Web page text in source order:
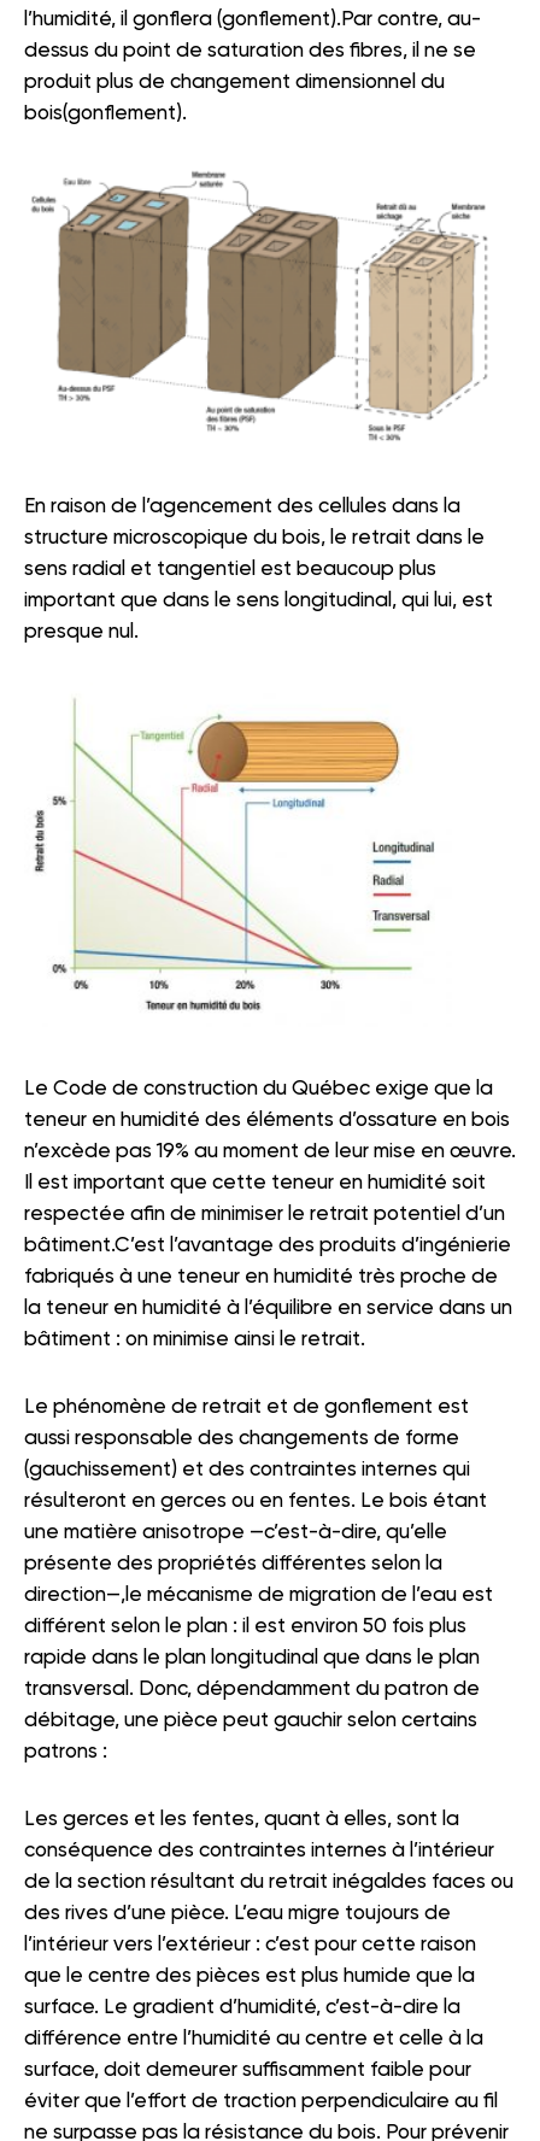
l’humidité, il gonflera (gonflement).Par contre, au-
dessus du point de saturation des fibres, il ne se
produit plus de changement dimensionnel du
bois(gonflement).
En raison de l’agencement des cellules dans la
structure microscopique du bois, le retrait dans le
sens radial et tangentiel est beaucoup plus
important que dans le sens longitudinal, qui lui, est
presque nul.
Le Code de construction du Québec exige que la
teneur en humidité des éléments d’ossature en bois
n’excède pas 19% au moment de leur mise en œuvre.
Il est important que cette teneur en humidité soit
respectée afin de minimiser le retrait potentiel d’un
bâtiment.C’est l’avantage des produits d’ingénierie
fabriqués à une teneur en humidité très proche de
la teneur en humidité à l’équilibre en service dans un
bâtiment : on minimise ainsi le retrait.
Le phénomène de retrait et de gonflement est
aussi responsable des changements de forme
(gauchissement) et des contraintes internes qui
résulteront en gerces ou en fentes. Le bois étant
une matière anisotrope —c’est-à-dire, qu’elle
présente des propriétés différentes selon la
direction—,le mécanisme de migration de l’eau est
différent selon le plan : il est environ 50 fois plus
rapide dans le plan longitudinal que dans le plan
transversal. Donc, dépendamment du patron de
débitage, une pièce peut gauchir selon certains
patrons :
Les gerces et les fentes, quant à elles, sont la
conséquence des contraintes internes à l’intérieur
de la section résultant du retrait inégaldes faces ou
des rives d’une pièce. L’eau migre toujours de
l’intérieur vers l’extérieur : c’est pour cette raison
que le centre des pièces est plus humide que la
surface. Le gradient d’humidité, c’est-à-dire la
différence entre l’humidité au centre et celle à la
surface, doit demeurer suffisamment faible pour
éviter que l’effort de traction perpendiculaire au fil
ne surpasse pas la résistance du bois. Pour prévenir